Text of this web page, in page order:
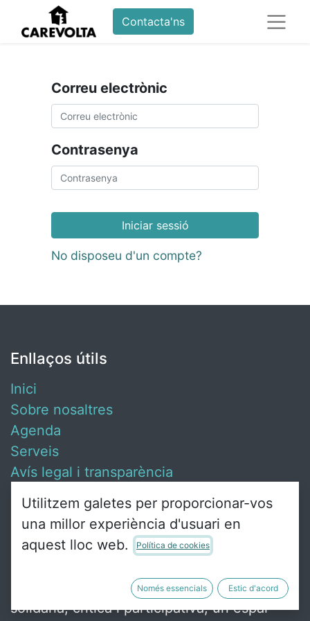
Contacta'ns
Correu electrònic
Contrasenya
Iniciar sessió
No disposeu d'un compte?
Enllaços útils
Inici
Sobre nosaltres
Agenda
Serveis
Avís legal i transparència
Sobre nosaltres
Ca Revolta és un punt de trobada de gent
solidària, crítica i participativa, un espai
Utilitzem galetes per proporcionar-vos
una millor experiència d'usuari en
aquest lloc web.
Política de cookies
Només essencials Estic d'acord